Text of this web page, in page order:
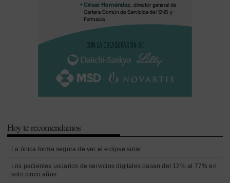
Hoy te recomendamos
La única forma segura de ver el eclipse solar
Los pacientes usuarios de servicios digitales pasan del 12% al 77% en
solo cinco años